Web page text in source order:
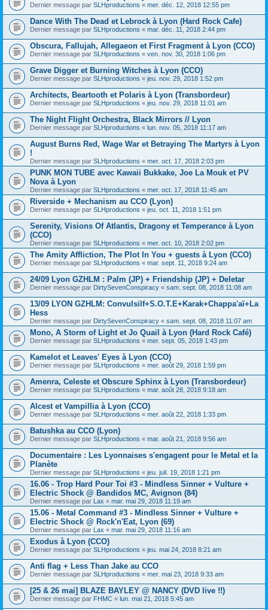
Dernier message par SLHproductions « mer. déc. 12, 2018 12:55 pm
Dance With The Dead et Lebrock à Lyon (Hard Rock Cafe)
Dernier message par SLHproductions « mar. déc. 11, 2018 2:44 pm
Obscura, Fallujah, Allegaeon et First Fragment à Lyon (CCO)
Dernier message par SLHproductions « ven. nov. 30, 2018 1:06 pm
Grave Digger et Burning Witches à Lyon (CCO)
Dernier message par SLHproductions « jeu. nov. 29, 2018 1:52 pm
Architects, Beartooth et Polaris à Lyon (Transbordeur)
Dernier message par SLHproductions « jeu. nov. 29, 2018 11:01 am
The Night Flight Orchestra, Black Mirrors // Lyon
Dernier message par SLHproductions « lun. nov. 05, 2018 11:17 am
August Burns Red, Wage War et Betraying The Martyrs à Lyon
!
Dernier message par SLHproductions « mer. oct. 17, 2018 2:03 pm
PUNK MON TUBE avec Kawaii Bukkake, Joe La Mouk et PV
Nova à Lyon
Dernier message par SLHproductions « mer. oct. 17, 2018 11:45 am
Riverside + Mechanism au CCO (Lyon)
Dernier message par SLHproductions « jeu. oct. 11, 2018 1:51 pm
Serenity, Visions Of Atlantis, Dragony et Temperance à Lyon
(CCO)
Dernier message par SLHproductions « mer. oct. 10, 2018 2:02 pm
The Amity Affliction, The Plot In You + guests à Lyon (CCO)
Dernier message par SLHproductions « mar. sept. 11, 2018 9:24 am
24/09 Lyon GZHLM : Palm (JP) + Friendship (JP) + Deletar
Dernier message par DirtySevenConspiracy « sam. sept. 08, 2018 11:08 am
13/09 LYON GZHLM: Convulsilf+S.O.T.E+Karak+Chappa'aï+La
Hess
Dernier message par DirtySevenConspiracy « sam. sept. 08, 2018 11:07 am
Mono, A Storm of Light et Jo Quail à Lyon (Hard Rock Café)
Dernier message par SLHproductions « mer. sept. 05, 2018 1:43 pm
Kamelot et Leaves' Eyes à Lyon (CCO)
Dernier message par SLHproductions « mer. août 29, 2018 1:59 pm
Amenra, Celeste et Obscure Sphinx à Lyon (Transbordeur)
Dernier message par SLHproductions « mar. août 28, 2018 9:18 am
Alcest et Vampillia à Lyon (CCO)
Dernier message par SLHproductions « mer. août 22, 2018 1:33 pm
Batushka au CCO (Lyon)
Dernier message par SLHproductions « mar. août 21, 2018 9:56 am
Documentaire : Les Lyonnaises s'engagent pour le Metal et la
Planète
Dernier message par SLHproductions « jeu. juil. 19, 2018 1:21 pm
16.06 - Trop Hard Pour Toi #3 - Mindless Sinner + Vulture +
Electric Shock @ Bandidos MC, Avignon (84)
Dernier message par Lax « mar. mai 29, 2018 11:19 am
15.06 - Metal Command #3 - Mindless Sinner + Vulture +
Electric Shock @ Rock'n'Eat, Lyon (69)
Dernier message par Lax « mar. mai 29, 2018 11:16 am
Exodus à Lyon (CCO)
Dernier message par SLHproductions « jeu. mai 24, 2018 8:21 am
Anti flag + Less Than Jake au CCO
Dernier message par SLHproductions « mer. mai 23, 2018 9:33 am
[25 & 26 mai] BLAZE BAYLEY @ NANCY (DVD live !!)
Dernier message par FHMC « lun. mai 21, 2018 5:45 am